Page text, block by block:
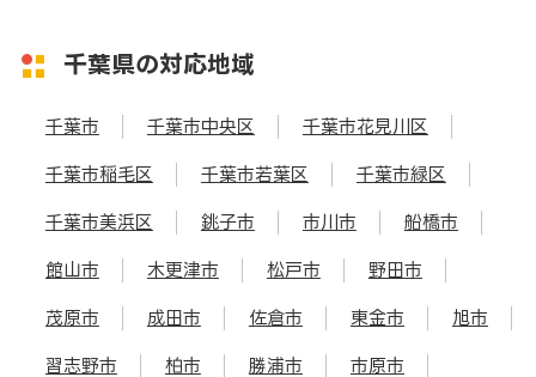
千葉県の対応地域
千葉市 千葉市中央区 千葉市花見川区
千葉市稲毛区 千葉市若葉区 千葉市緑区
千葉市美浜区 銚子市 市川市 船橋市
館山市 木更津市 松戸市 野田市
茂原市 成田市 佐倉市 東金市 旭市
習志野市 柏市 勝浦市 市原市